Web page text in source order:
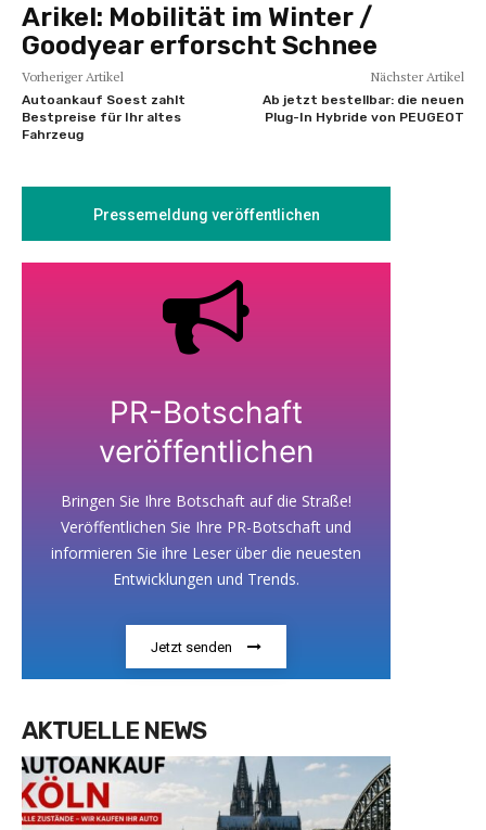
Arikel: Mobilität im Winter /
Goodyear erforscht Schnee
Vorheriger Artikel
Autoankauf Soest zahlt
Bestpreise für Ihr altes
Fahrzeug
Nächster Artikel
Ab jetzt bestellbar: die neuen
Plug-In Hybride von PEUGEOT
Pressemeldung veröffentlichen
PR-Botschaft
veröffentlichen
Bringen Sie Ihre Botschaft auf die Straße!
Veröffentlichen Sie Ihre PR-Botschaft und
informieren Sie ihre Leser über die neuesten
Entwicklungen und Trends.
Jetzt senden
AKTUELLE NEWS